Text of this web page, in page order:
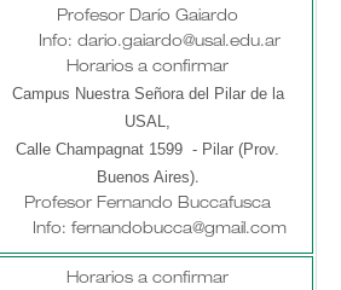
Profesor Darío Gaiardo
Info: dario.gaiardo@usal.edu.ar
Horarios a confirmar
Campus Nuestra Señora del Pilar de la
USAL,
Calle Champagnat 1599 - Pilar (Prov.
Buenos Aires).
Profesor Fernando Buccafusca
Info: fernandobucca@gmail.com
Horarios a confirmar